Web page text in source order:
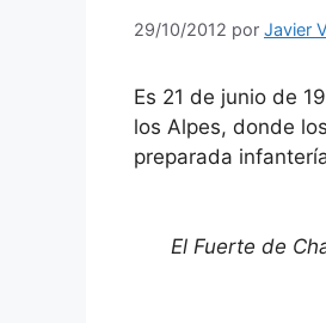
29/10/2012 por Javier
Es 21 de junio de
los Alpes, donde
preparada
El Fuerte de